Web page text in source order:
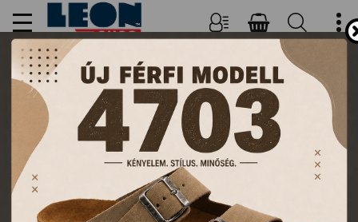
NŐI, FÉRFI PAPUCSOK ÉS
KLUMPÁK
FŐOLDAL TERMÉKEK